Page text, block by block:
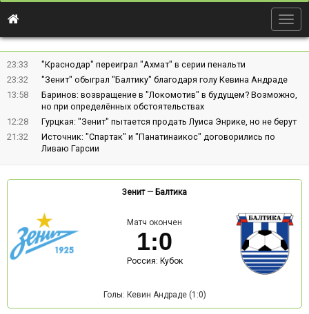
23:33
"Краснодар" переиграл "Ахмат" в серии пенальти
23:32
"Зенит" обыграл "Балтику" благодаря голу Кевина Андраде
13:58
Баринов: возвращение в "Локомотив" в будущем? Возможно,
но при определённых обстоятельствах
12:28
Гурцкая: "Зенит" пытается продать Луиса Энрике, но не берут
21:32
Источник: "Спартак" и "Панатинаикос" договорились по
Ливаю Гарсии
Зенит— Балтика
Матч окончен
1:0
Россия: Кубок
Голы: Кевин Андраде (1:0)